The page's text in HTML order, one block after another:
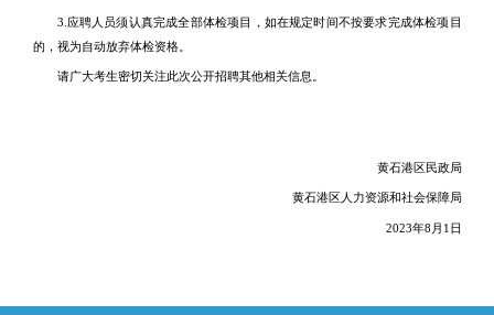
3.应聘人员须认真完成全部体检项目，如在规定时间不按要求完成体检项目
的，视为自动放弃体检资格。
请广大考生密切关注此次公开招聘其他相关信息。
黄石港区民政局
黄石港区人力资源和社会保障局
2023年8月1日